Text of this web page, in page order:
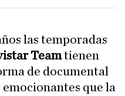
las temporadas
Teamtienen
de documental
emocionantes que la